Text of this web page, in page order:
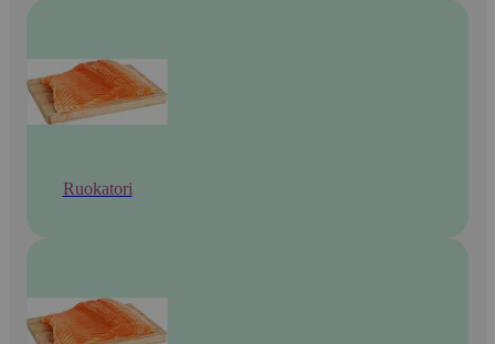
Ruokatori